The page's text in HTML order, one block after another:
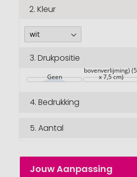
2. Kleur
3. Drukpositie
Geen
bovenverlijming) (5
x 7,5 cm)
4. Bedrukking
5. Aantal
Jouw Aanpassing